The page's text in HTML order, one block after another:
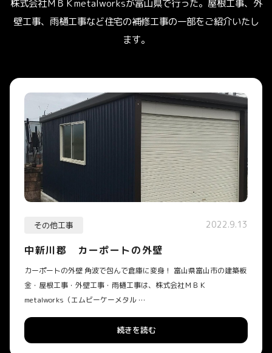
株式会社ＭＢＫmetalworksが富山県で行った。屋根工事、外
壁工事、雨樋工事など住宅の補修工事の一部をご紹介いたし
ます。
その他工事 2022.9.13
中新川郡 カーポートの外壁
カーポートの外壁 角波で包んで倉庫に変身！ 富山県富山市の建築板
金・屋根工事・外壁工事・雨樋工事は、株式会社ＭＢＫ
metalworks（エムビーケーメタル …
続きを読む